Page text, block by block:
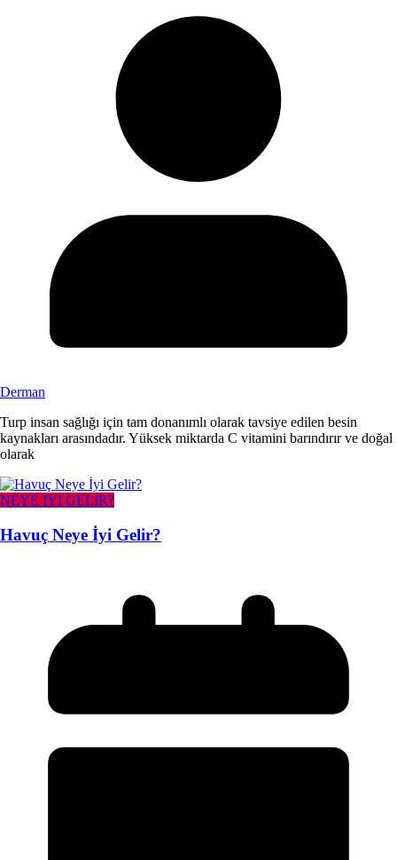
Derman
Turp insan sağlığı için tam donanımlı olarak tavsiye edilen besin
kaynakları arasındadır. Yüksek miktarda C vitamini barındırır ve doğal
olarak
NEYE İYİ GELİR?
Havuç Neye İyi Gelir?